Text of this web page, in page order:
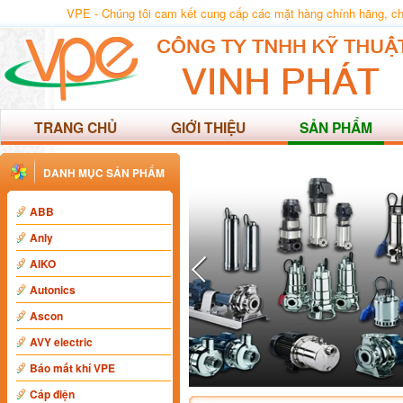
VPE - Chúng tôi cam kết cung cấp các mặt hàng chính hãng,
TRANG CHỦ GIỚI THIỆU SẢN PHẨM
DANH MỤC SẢN PHẨM
ABB
Anly
AIKO
Autonics
Ascon
AVY electric
Báo mất khí VPE
Cáp điện